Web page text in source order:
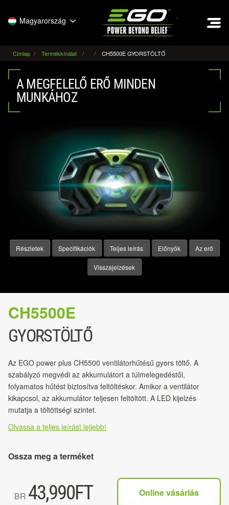
Magyarország
Címlap Termékkínálat CH5500E GYORSTÖLTŐ
A MEGFELELŐ ERŐ MINDEN
MUNKÁHOZ
Részletek Specifikációk Teljes leírás Előnyök Az erő
Visszajelzések
CH5500E
GYORSTÖLTŐ
Az EGO power plus CH5500 ventilátorhűtésű gyors töltő. A
szabályzó megvédi az akkumulátort a túlmelegedéstől,
folyamatos hűtést biztosítva feltöltéskor. Amikor a ventilátor
kikapcsol, az akkumulátor teljesen feltöltött. A LED kijelzés
mutatja a töltöttségi szintet.
Olvassa a teljes leírást lejjebb!
Ossza meg a terméket
BR 43,990FT Online vásárlás